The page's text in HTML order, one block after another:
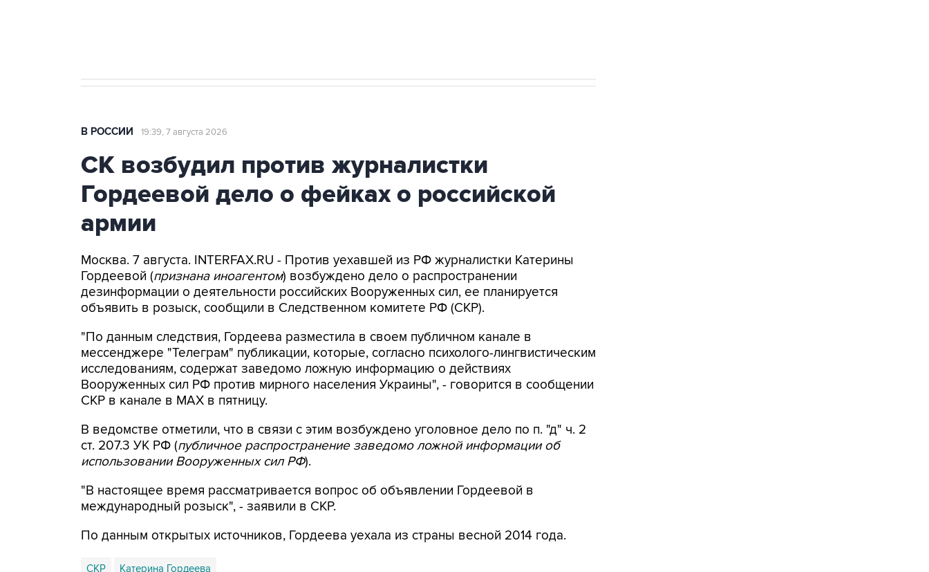
В РОССИИ 19:39, 7 августа 2026
СК возбудил против журналистки
Гордеевой дело о фейках о российской
армии
Москва. 7 августа. INTERFAX.RU - Против уехавшей из РФ журналистки Катерины
Гордеевой (признана иноагентом) возбуждено дело о распространении
дезинформации о деятельности российских Вооруженных сил, ее планируется
объявить в розыск, сообщили в Следственном комитете РФ (СКР).
"По данным следствия, Гордеева разместила в своем публичном канале в
мессенджере "Телеграм" публикации, которые, согласно психолого-лингвистическим
исследованиям, содержат заведомо ложную информацию о действиях
Вооруженных сил РФ против мирного населения Украины", - говорится в сообщении
СКР в канале в MAX в пятницу.
В ведомстве отметили, что в связи с этим возбуждено уголовное дело по п. "д" ч. 2
ст. 207.3 УК РФ (публичное распространение заведомо ложной информации об
использовании Вооруженных сил РФ).
"В настоящее время рассматривается вопрос об объявлении Гордеевой в
международный розыск", - заявили в СКР.
По данным открытых источников, Гордеева уехала из страны весной 2014 года.
СКР Катерина Гордеева